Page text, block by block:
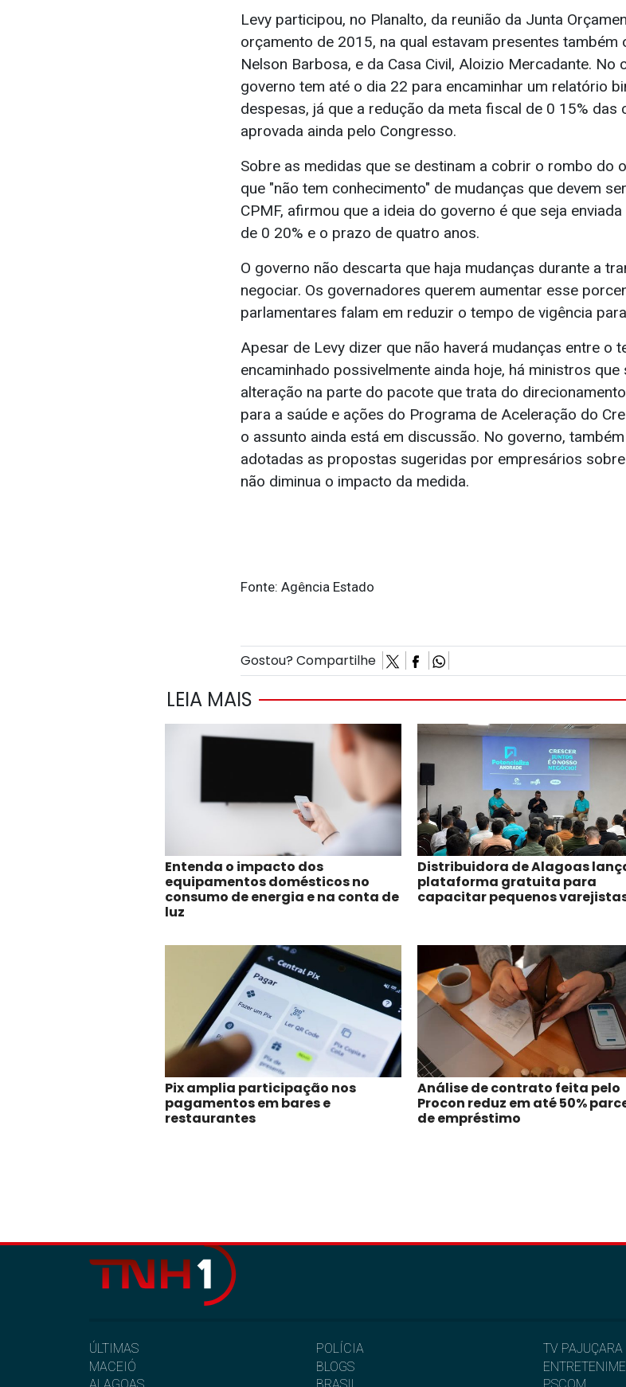
Levy participou, no Planalto, da reunião da Junta
orçamento de 2015, na qual estavam presentes também
Nelson Barbosa, e da Casa Civil, Aloizio Mercadante.
governo tem até o dia 22 para encaminhar um relatório
despesas, já que a redução da meta fiscal de 0 15%
aprovada ainda pelo Congresso.
Sobre as medidas que se destinam a cobrir o rombo do
que "não tem conhecimento" de mudanças que devem
CPMF, afirmou que a ideia do governo é que seja
de 0 20% e o prazo de quatro anos.
O governo não descarta que haja mudanças durante a
negociar. Os governadores querem aumentar esse
parlamentares falam em reduzir o tempo de vigência
Apesar de Levy dizer que não haverá mudanças entre o
encaminhado possivelmente ainda hoje, há ministros
alteração na parte do pacote que trata do
para a saúde e ações do Programa de Aceleração do
o assunto ainda está em discussão. No governo,
adotadas as propostas sugeridas por empresários
não diminua o impacto da medida.
Fonte: Agência Estado
Gostou? Compartilhe
LEIA MAIS
Entenda o impacto dos
equipamentos domésticos no
consumo de energia e na conta de
luz
Distribuidora de Alagoas
plataforma gratuita para
capacitar pequenos
Pix amplia participação nos
pagamentos em bares e
restaurantes
Análise de contrato feita pelo
Procon reduz em até 50%
de empréstimo
ÚLTIMAS
MACEIÓ
POLÍCIA
BLOGS
TV PAJUÇARA